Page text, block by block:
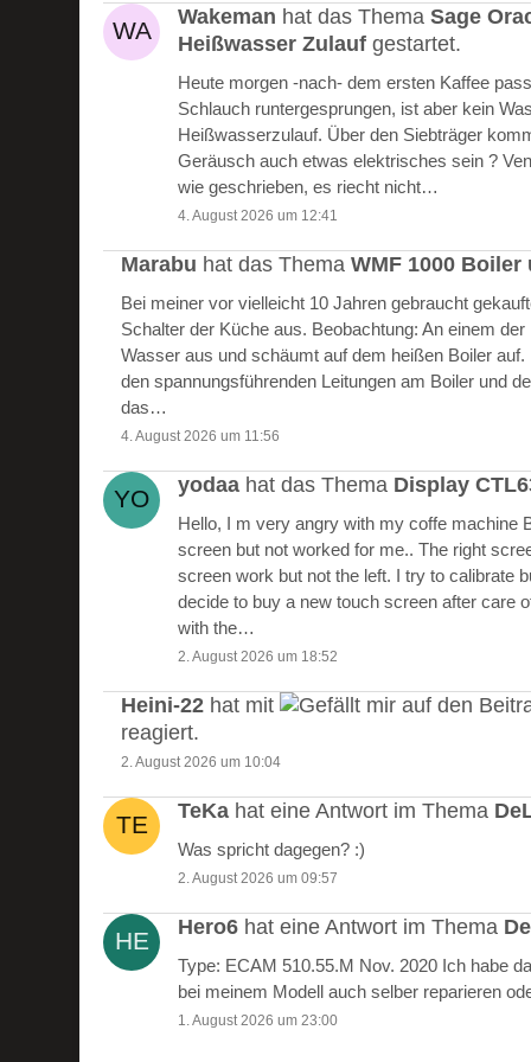
Wakeman hat das ThemaSage
Heißwasser Zulauf gestartet.
Heute morgen -nach- dem ersten Kaffee
Schlauch runtergesprungen, ist aber kein
Heißwasserzulauf. Über den Siebträger
Geräusch auch etwas elektrisches sein ?
wie geschrieben, es riecht nicht…
4. August 2026 um 12:41
Marabu hat das ThemaWMF 1000
Bei meiner vor vielleicht 10 Jahren gebraucht
Schalter der Küche aus. Beobachtung: An einem
Wasser aus und schäumt auf dem heißen Boiler
den spannungsführenden Leitungen am Boiler und
das…
4. August 2026 um 11:56
yodaa hat das Thema Display
Hello, I m very angry with my coffe machine
screen but not worked for me.. The right
screen work but not the left. I try to calibrate
decide to buy a new touch screen after care
with the…
2. August 2026 um 18:52
Heini-22 hat mit
auf den
reagiert.
2. August 2026 um 10:04
TeKa hat eine Antwort im Thema
Was spricht dagegen? :)
2. August 2026 um 09:57
Hero6 hat eine Antwort im Thema
Type: ECAM 510.55.M Nov. 2020 Ich habe
bei meinem Modell auch selber reparieren
1. August 2026 um 23:00